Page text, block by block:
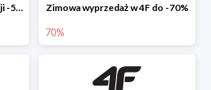
Wszystko z zimowej kolekcji -50% Zimowa wyprzedaż w 4F do -70%
70%